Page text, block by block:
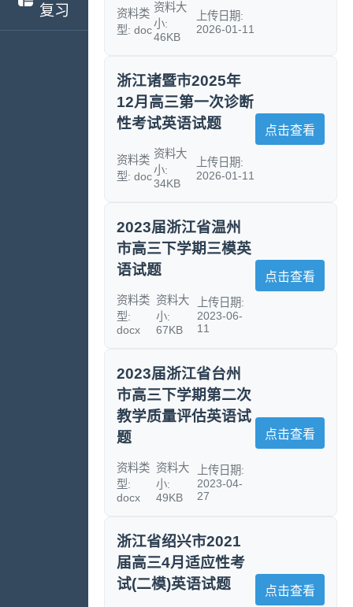
复习
资料类
型: doc
资料大
小:
46KB
上传日期:
2026-01-11
浙江诸暨市2025年
12月高三第一次诊断
性考试英语试题
资料类
型: doc
资料大
小:
34KB
上传日期:
2026-01-11
点击查看
2023届浙江省温州
市高三下学期三模英
语试题
资料类
型:
docx
资料大
小:
67KB
上传日期:
2023-06-
11
点击查看
2023届浙江省台州
市高三下学期第二次
教学质量评估英语试
题
资料类
型:
docx
资料大
小:
49KB
上传日期:
2023-04-
27
点击查看
浙江省绍兴市2021
届高三4月适应性考
试(二模)英语试题
点击查看